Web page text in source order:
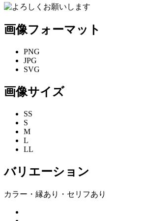
画像フォーマット
PNG
JPG
SVG
画像サイズ
SS
S
M
L
LL
バリエーション
カラー・縁あり・セリフあり